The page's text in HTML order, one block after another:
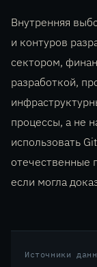
Внутренняя
и контуров
сектором,
разработкой,
процессы, а не
использовать
отечественные
если могла
Источники